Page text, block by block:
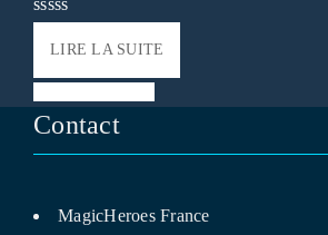
LIRE LA SUITE
Contact
MagicHeroes France